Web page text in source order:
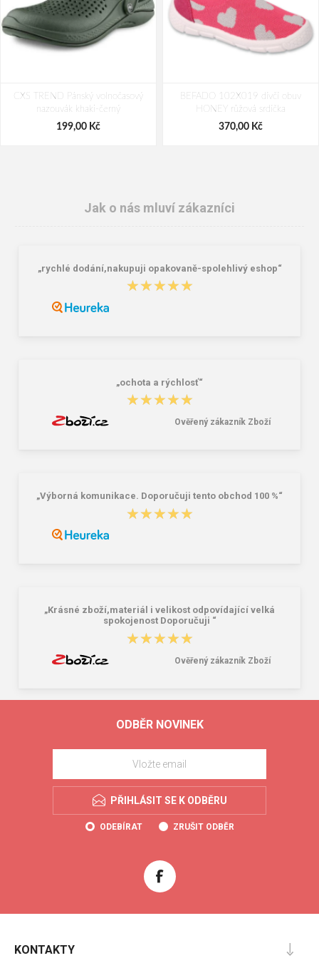
CXS TREND Pánský volnočasový
nazouvák khaki-černý
199,00 Kč
BEFADO 102X019 dívčí obuv
HONEY růžová srdíčka
370,00 Kč
Jak o nás mluví zákazníci
„rychlé dodání,nakupuji opakovaně-spolehlivý eshop“
★★★★★
★★★★★
„ochota a rýchlosť“
★★★★★
★★★★★
Ověřený zákazník Zboží
„Výborná komunikace. Doporučuji tento obchod 100 %“
★★★★★
★★★★★
„Krásné zboží,materiál i velikost odpovídající velká
spokojenost Doporučuji “
★★★★★
★★★★★
Ověřený zákazník Zboží
ODBĚR NOVINEK
PŘIHLÁSIT SE K ODBĚRU
ODEBÍRAT ZRUŠIT ODBĚR
KONTAKTY